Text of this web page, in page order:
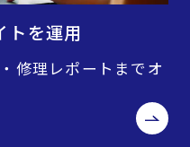
トを運用
修理レポートまでオ